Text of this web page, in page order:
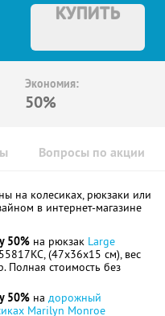
КУПИТЬ
Экономия:
50%
Вопросы по акции
на колесиках, рюкзаки или
в интернет-магазине
50% на рюкзак Large
(47x36x15 см), вес
Полная стоимость без
50% на дорожный
Marilyn Monroe